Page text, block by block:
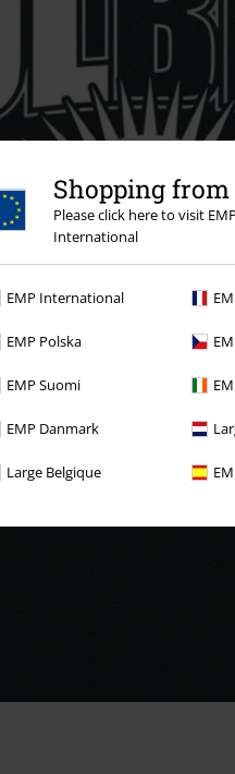
Shopping
Please click here to visit
International
EMP International
EMP Polska
EMP Suomi
EMP Danmark
Large Belgique